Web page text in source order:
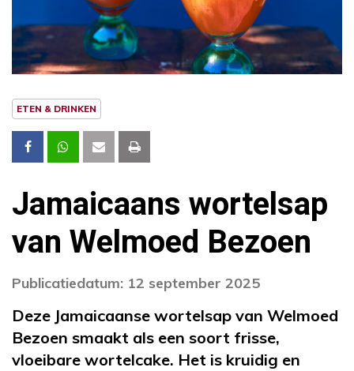
ETEN & DRINKEN
Jamaicaans wortelsap
van Welmoed Bezoen
Publicatiedatum: 12 september 2025
Deze Jamaicaanse wortelsap van Welmoed
Bezoen smaakt als een soort frisse,
vloeibare wortelcake. Het is kruidig en